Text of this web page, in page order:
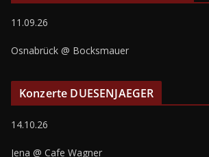
11.09.26
Osnabrück @ Bocksmauer
Konzerte DUESENJAEGER
14.10.26
Jena @ Cafe Wagner